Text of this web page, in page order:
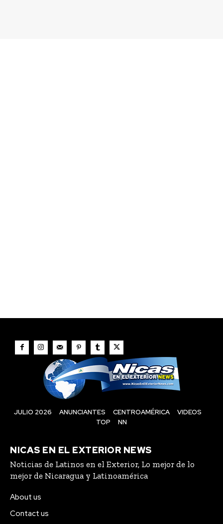
JULIO 2026 ANUNCIANTES CENTROAMÉRICA
VIDEOS
TOP
NN
NICAS EN EL EXTERIOR NEWS
Noticias de Latinos en el Exterior, Lo mejor de lo
mejor de Nicaragua y Latinoamérica
About us
Contact us